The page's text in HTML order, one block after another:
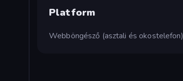
Platform
Webböngésző (asztali és okostelefon)